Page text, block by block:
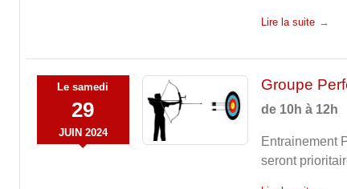
Lire la suite
Lesamedi
29
JUIN 2024
Groupe
de 10h à 12h
Entrainement
seront